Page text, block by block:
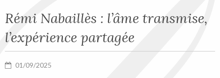
Rémi Nabaillès : l’âme transmise,
l’expérience partagée
01/09/2025